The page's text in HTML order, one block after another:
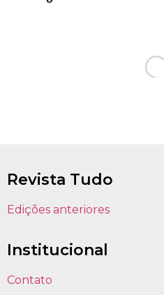
Revista Tudo
Edições anteriores
Institucional
Contato